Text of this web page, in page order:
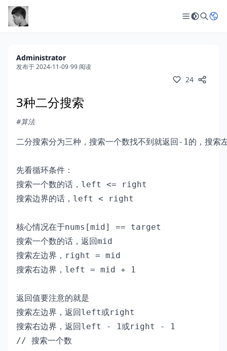
Administrator
发布于 2024-11-09/99 阅读
24
3种二分搜索
#算法
二分搜索分为三种，搜索一个数找不到就返回-1的，搜索
先看循环条件：
搜索一个数的话，left <= right
搜索边界的话，left < right
核心情况在于nums[mid] == target
搜索一个数的话，返回mid
搜索左边界，right = mid
搜索右边界，left = mid + 1
返回值要注意的就是
搜索左边界，返回left或right
搜索右边界，返回left - 1或right - 1
// 搜索一个数